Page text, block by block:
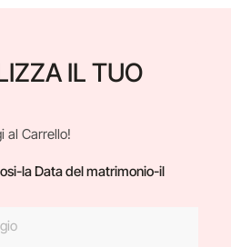
IL TUO
al Carrello!
la Data del matrimonio-il